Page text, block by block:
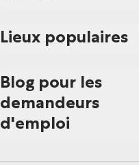
Lieux populaires
Blog pour les
demandeurs
d'emploi